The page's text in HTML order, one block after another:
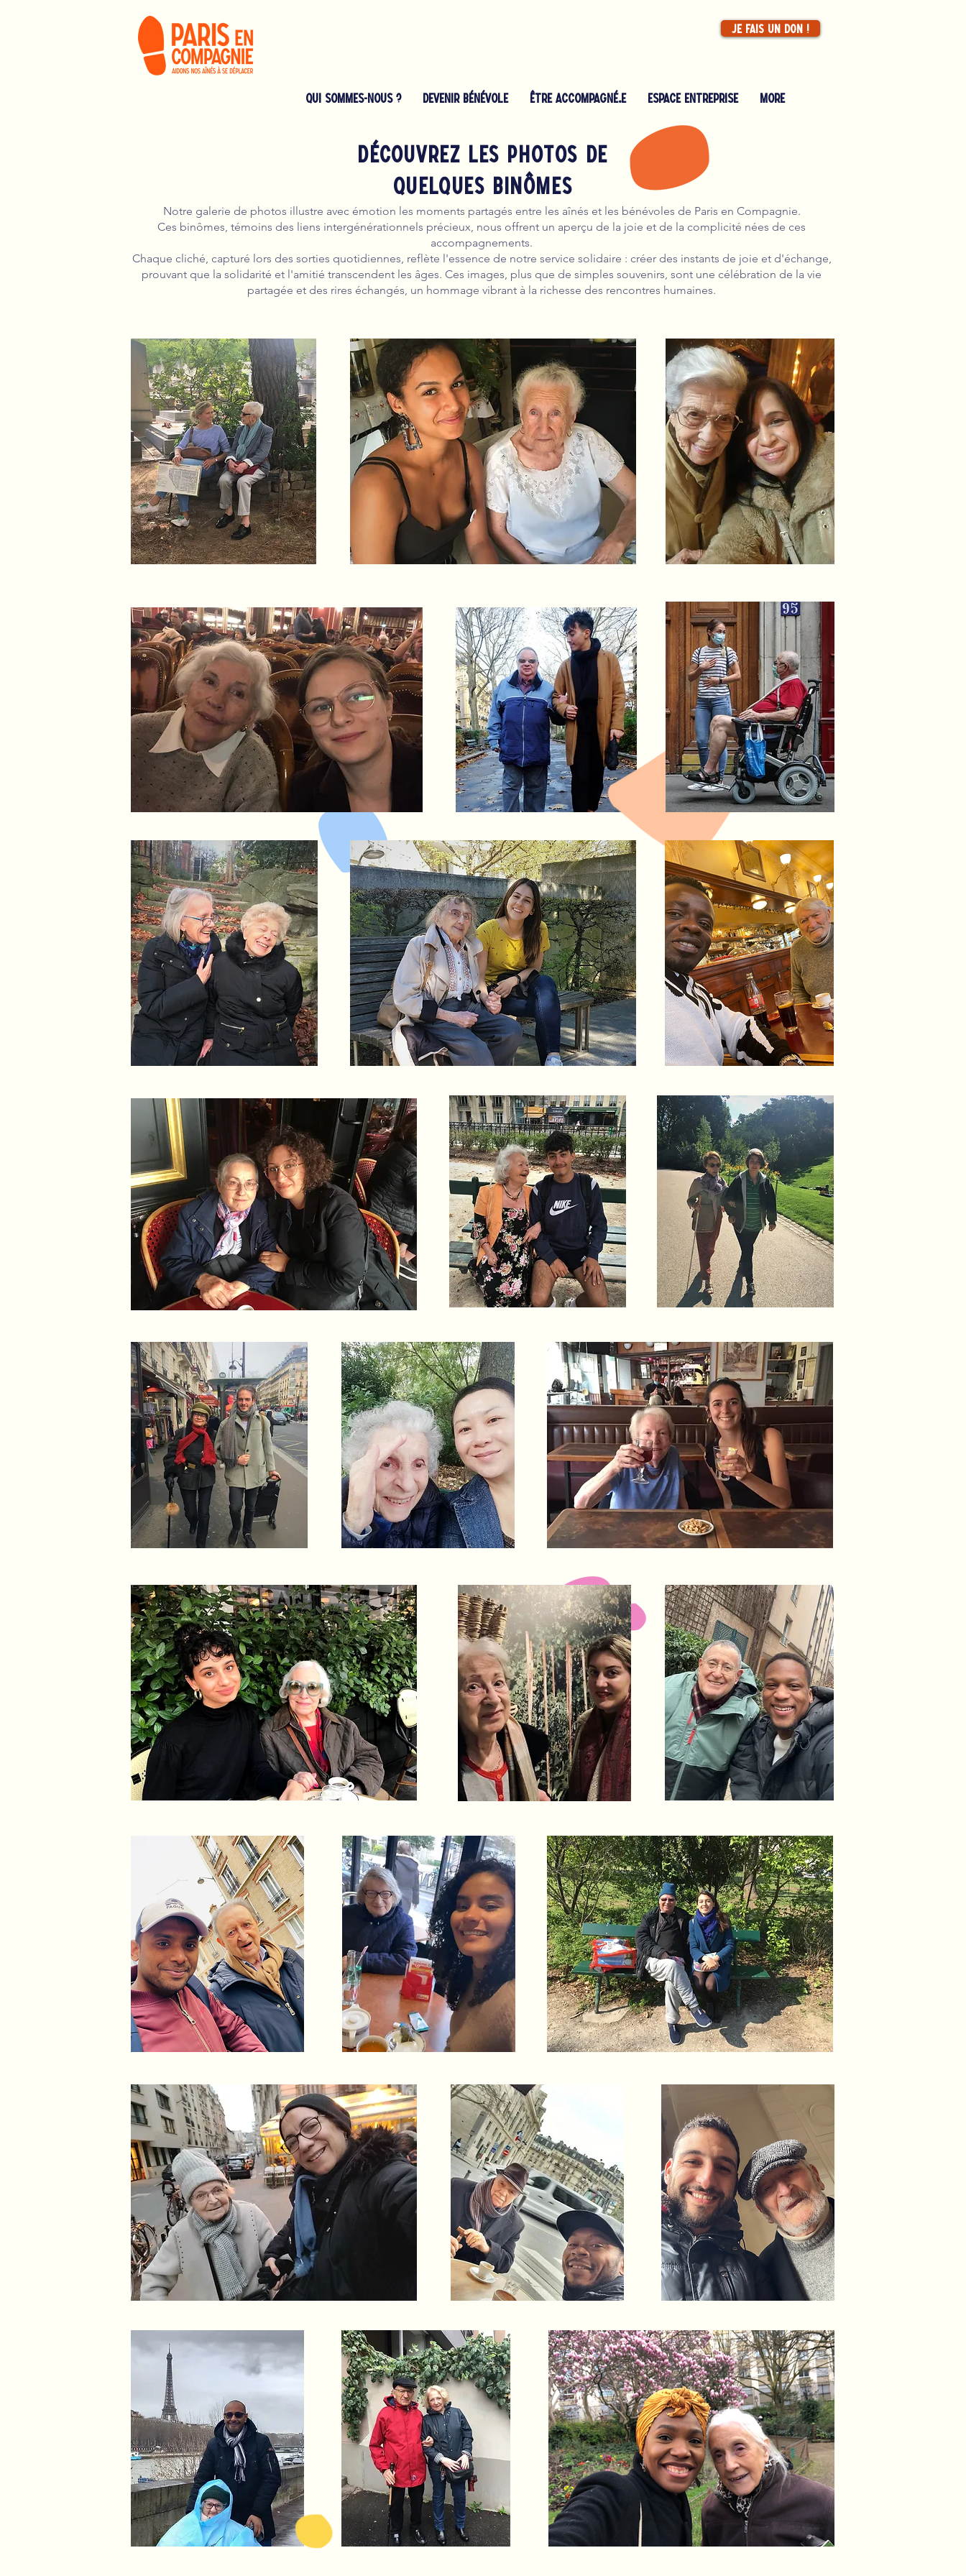
Je fais un don !
QUI SOMMES-NOUS ? Devenir bénévole ÊTRE ACCOMPAGNÉ.E Espace entreprise More
Découvrez les photos de
quelques binômes
Notre galerie de photos illustre avec émotion les moments partagés entre les aînés et les bénévoles de Paris en Compagnie.
Ces binômes, témoins des liens intergénérationnels précieux, nous offrent un aperçu de la joie et de la complicité nées de ces
accompagnements.
Chaque cliché, capturé lors des sorties quotidiennes, reflète l'essence de notre service solidaire : créer des instants de joie et d'échange,
prouvant que la solidarité et l'amitié transcendent les âges. Ces images, plus que de simples souvenirs, sont une célébration de la vie
partagée et des rires échangés, un hommage vibrant à la richesse des rencontres humaines.